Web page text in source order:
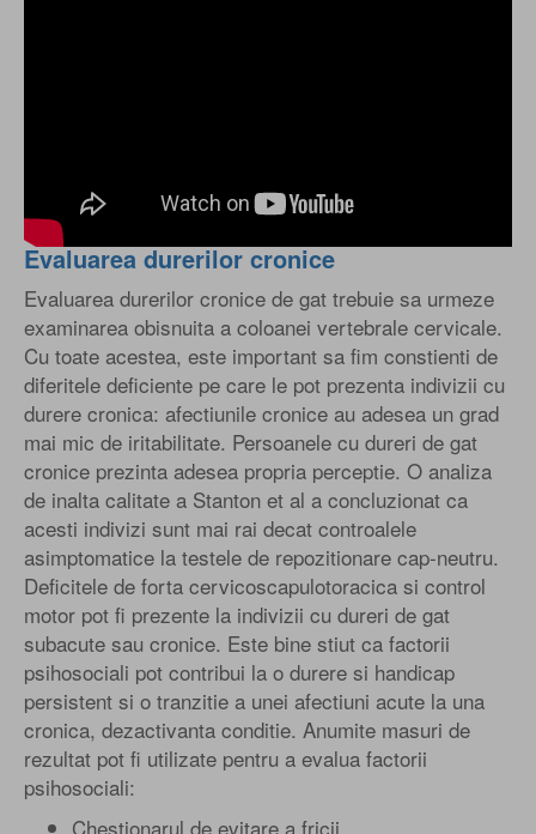
Evaluarea durerilor cronice
Evaluarea durerilor cronice de gat trebuie sa urmeze
examinarea obisnuita a coloanei vertebrale cervicale.
Cu toate acestea, este important sa fim constienti de
diferitele deficiente pe care le pot prezenta indivizii cu
durere cronica: afectiunile cronice au adesea un grad
mai mic de iritabilitate. Persoanele cu dureri de gat
cronice prezinta adesea propria perceptie. O analiza
de inalta calitate a Stanton et al a concluzionat ca
acesti indivizi sunt mai rai decat controalele
asimptomatice la testele de repozitionare cap-neutru.
Deficitele de forta cervicoscapulotoracica si control
motor pot fi prezente la indivizii cu dureri de gat
subacute sau cronice. Este bine stiut ca factorii
psihosociali pot contribui la o durere si handicap
persistent si o tranzitie a unei afectiuni acute la una
cronica, dezactivanta conditie. Anumite masuri de
rezultat pot fi utilizate pentru a evalua factorii
psihosociali:
Chestionarul de evitare a fricii